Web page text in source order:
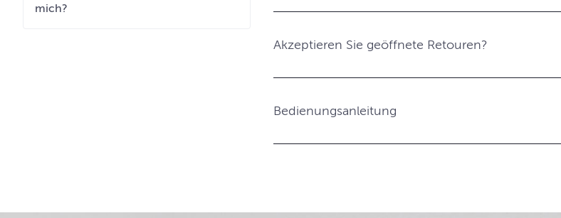
mich?
Akzeptieren Sie geöffnete Retouren?
Bedienungsanleitung